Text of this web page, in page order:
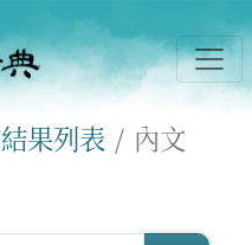
果列表 內文